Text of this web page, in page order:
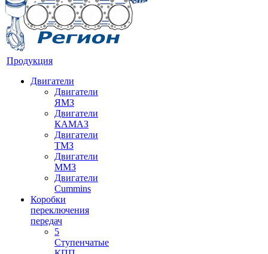
Продукция
Двигатели
Двигатели
ЯМЗ
Двигатели
КАМАЗ
Двигатели
ТМЗ
Двигатели
ММЗ
Двигатели
Cummins
Коробки
переключения
передач
5
Ступенчатые